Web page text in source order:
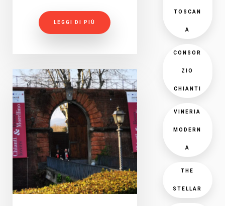
LEGGI DI PIÙ
TOSCAN
A
CONSOR
ZIO
CHIANTI
VINERIA
MODERN
A
THE
STELLAR